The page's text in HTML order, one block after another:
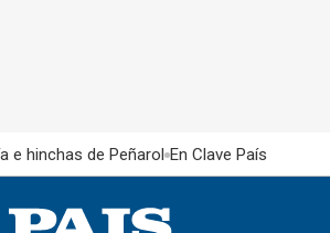
e hinchas de Peñarol En Clave País